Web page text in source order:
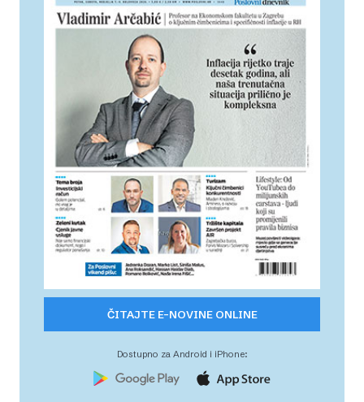
ČITAJTE E-NOVINE ONLINE
Dostupno za Android i iPhone: